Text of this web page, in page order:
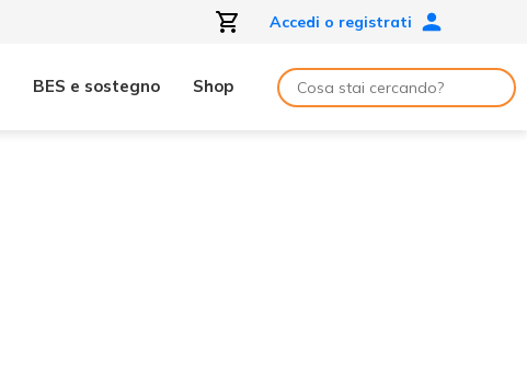
Accedi o registrati
BES e sostegno Shop